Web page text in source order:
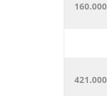
160.000
421.000